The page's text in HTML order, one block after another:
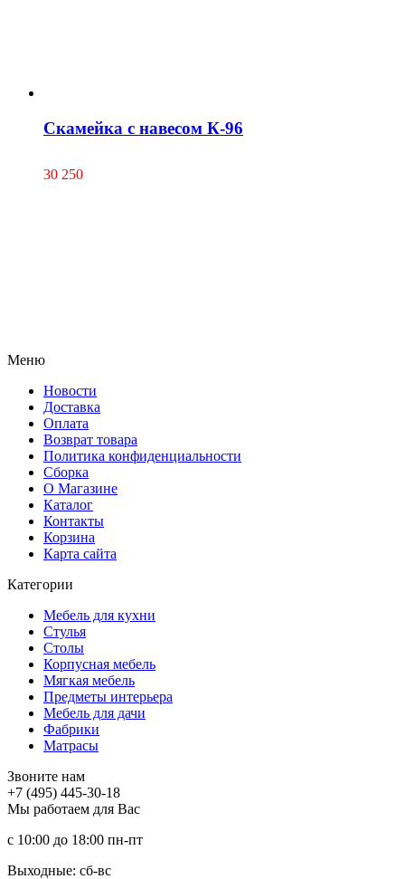
Скамейка с навесом К-96
30 250
Меню
Новости
Доставка
Оплата
Возврат товара
Политика конфиденциальности
Сборка
О Магазине
Каталог
Контакты
Корзина
Карта сайта
Категории
Мебель для кухни
Стулья
Столы
Корпусная мебель
Мягкая мебель
Предметы интерьера
Мебель для дачи
Фабрики
Матраcы
Звоните нам
+7 (495) 445-30-18
Мы работаем для Вас
с 10:00 до 18:00 пн-пт
Выходные: сб-вc